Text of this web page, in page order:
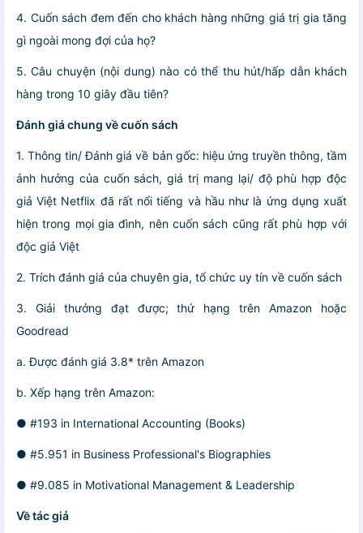
4. Cuốn sách đem đến cho khách hàng những giá trị gia tăng
gì ngoài mong đợi của họ?
5. Câu chuyện (nội dung) nào có thể thu hút/hấp dẫn khách
hàng trong 10 giây đầu tiên?
Đánh giá chung về cuốn sách
1. Thông tin/ Đánh giá về bản gốc: hiệu ứng truyền thông, tầm
ảnh hưởng của cuốn sách, giá trị mang lại/ độ phù hợp độc
giả Việt Netflix đã rất nổi tiếng và hầu như là ứng dụng xuất
hiện trong mọi gia đình, nên cuốn sách cũng rất phù hợp với
độc giả Việt
2. Trích đánh giá của chuyên gia, tổ chức uy tín về cuốn sách
3. Giải thưởng đạt được; thứ hạng trên Amazon hoặc
Goodread
a. Được đánh giá 3.8* trên Amazon
b. Xếp hạng trên Amazon:
● #193 in International Accounting (Books)
● #5.951 in Business Professional's Biographies
● #9.085 in Motivational Management & Leadership
Về tác giả